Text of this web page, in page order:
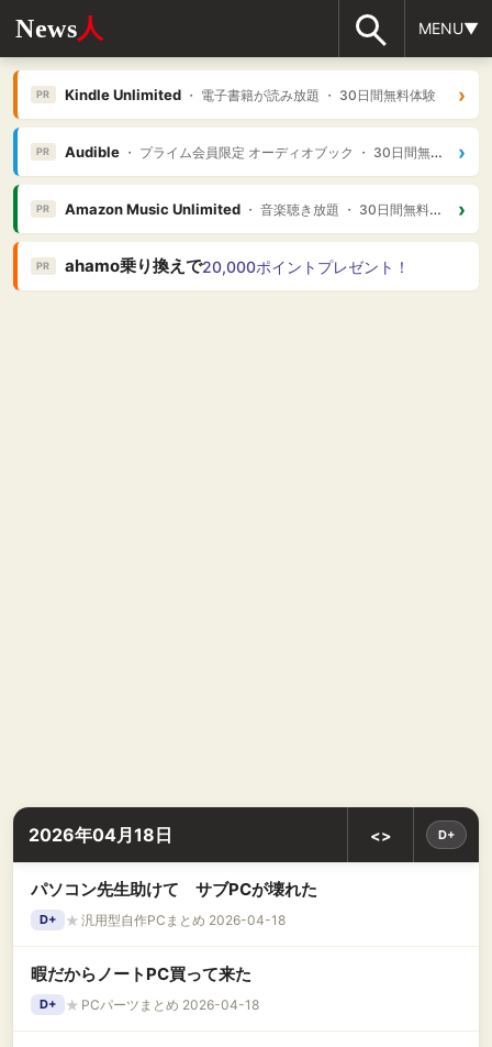
News人 MENU▼
PR Kindle Unlimited・ 電子書籍が読み放題 ・ 30日間無料体験 ›
PR Audible・ プライム会員限定 オーディオブック ・ 30日間無料体験 ›
PR Amazon Music Unlimited・ 音楽聴き放題 ・ 30日間無料体験 ›
PR ahamo乗り換えで20,000ポイントプレゼント！
2026年04月18日 <> D+
パソコン先生助けて サブPCが壊れた
D+ ★ 汎用型自作PCまとめ 2026-04-18
暇だからノートPC買って来た
D+ ★ PCパーツまとめ 2026-04-18